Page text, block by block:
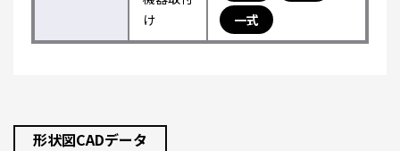
け
一式
形状図CADデータ